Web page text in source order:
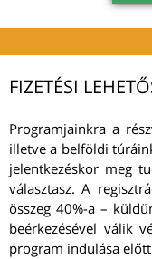
FIZETÉSI
Programjainkra a
illetve a belföldi
jelentkezéskor meg
választasz. A
összeg 40%-a –
beérkezésével válik
program indulása